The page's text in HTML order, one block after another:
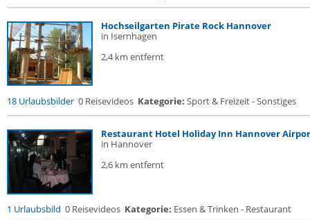
Hochseilgarten Pirate Rock Hannover
in Isernhagen
2,4 km entfernt
18 Urlaubsbilder 0 Reisevideos Kategorie: Sport & Freizeit - Sonstiges
Restaurant Hotel Holiday Inn Hannover
in Hannover
2,6 km entfernt
1 Urlaubsbild 0 Reisevideos Kategorie: Essen & Trinken - Restaurant